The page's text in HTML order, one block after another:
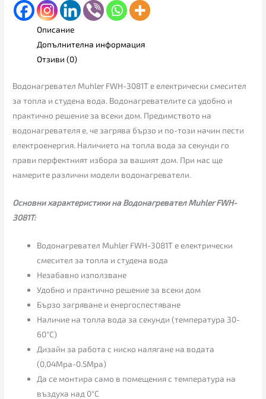
Описание
Допълнителна информация
Отзиви (0)
Водонагревател Muhler FWH-3081T е електрически смесител
за топла и студена вода. Водонагревателите са удобно и
практично решение за всеки дом. Предимството на
водонагревателя е, че загрява бързо и по-този начин пести
електроенергия. Наличието на топла вода за секунди го
прави перфектният избора за вашият дом. При нас ще
намерите различни модели водонагреватели.
Основни характеристики на Водонагревател Muhler FWH-
3081T:
Водонагревател Muhler FWH-3081T е електрически
смесител за топла и студена вода
Незабавно използване
Удобно и практично решение за всеки дом
Бързо загряване и енергоспестяване
Наличие на топла вода за секунди (температура 30-
60°C)
Дизайн за работа с ниско налягане на водата
(0,04Mpa-0.5Mpa)
Да се монтира само в помещения с температура на
въздуха над 0°C